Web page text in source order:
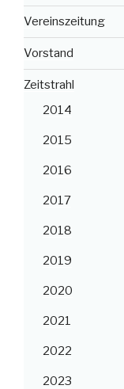
Vereinszeitung
Vorstand
Zeitstrahl
2014
2015
2016
2017
2018
2019
2020
2021
2022
2023